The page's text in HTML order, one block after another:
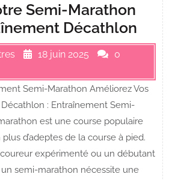
Semi-Marathon
Décathlon
18 juin 2025
0
Semi-Marathon Améliorez Vos
: Entraînement Semi-
est une course populaire
d’adeptes de la course à pied.
expérimenté ou un débutant
semi-marathon nécessite une